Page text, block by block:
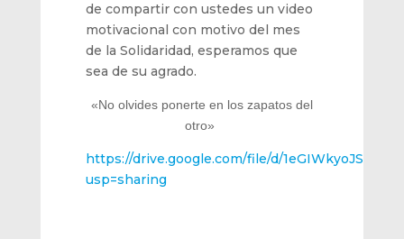
de compartir con ustedes un video
motivacional con motivo del mes
de la Solidaridad, esperamos que
sea de su agrado.
«No olvides ponerte en los zapatos del
otro»
https://drive.google.com/file/d/
usp=sharing